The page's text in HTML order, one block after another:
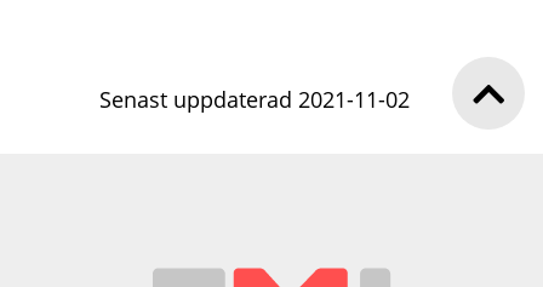
Senast uppdaterad 2021-11-02